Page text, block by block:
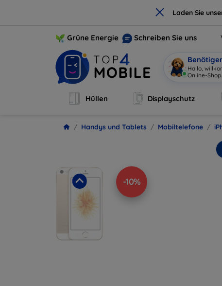
× Laden Sie
Grüne Energie Schreiben Sie uns
Ic|
Hüllen Displayschutz
Handys und Tablets Mobiltelefone
-10%